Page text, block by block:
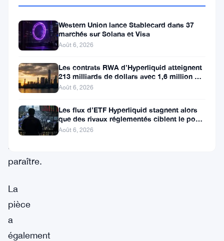
situation
est
plus
compliquée
que
laisse
paraître.
La
pièce
a
également
Western Union lance Stablecard dans 37
marchés sur Solana et Visa
Août 6, 2026
Les contrats RWA d’Hyperliquid atteignent
213 milliards de dollars avec 1,6 million de
détenteurs
Août 6, 2026
Les flux d’ETF Hyperliquid stagnent alors
que des rivaux réglementés ciblent le pool
de trading DeFi de 2 à 3
Août 6, 2026